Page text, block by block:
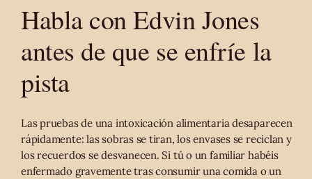
Habla con Edvin Jones
antes de que se enfríe la
pista
Las pruebas de una intoxicación alimentaria desaparecen
rápidamente: las sobras se tiran, los envases se reciclan y
los recuerdos se desvanecen. Si tú o un familiar habéis
enfermado gravemente tras consumir una comida o un